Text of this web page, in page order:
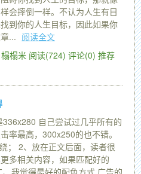
会摔倒一样。不认为人生有目
到你的人生目标，因此如果你
... 阅读全文
榻米 阅读(724) 评论(0) 推荐
自己尝试过几乎所有的
率最高，300x250的也不错。
； 2、放在正文后面，读者很
多相关内容，如果匹配好的
我觉得最好的配色方式 广告的